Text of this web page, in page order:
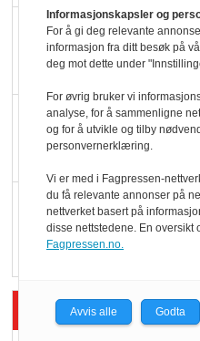
KI
Q
Siste artikler -
Informasjonskapsler og
For å gi deg relevante
informasjon fra ditt besøk på
deg mot dette under
For øvrig bruker vi
analyse, for å sammenligne
og for å utvikle og tilby
personvernerklæring.
Vi er med i Fagpressen-
du få relevante annonser på
nettverket basert på
disse nettstedene. En oversikt
Fagpressen.no.
Avvis alle Godta